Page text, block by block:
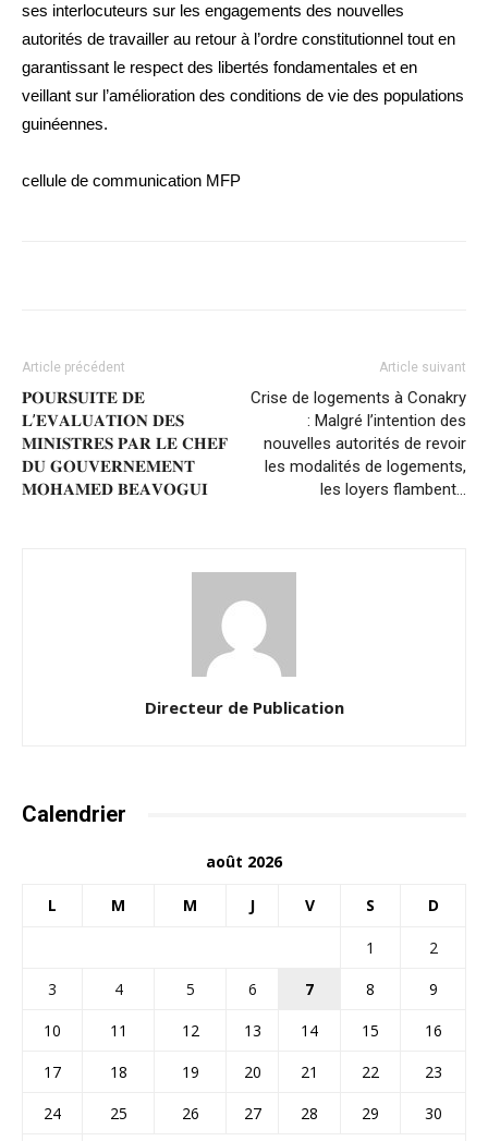
ses interlocuteurs sur les engagements des nouvelles
autorités de travailler au retour à l’ordre constitutionnel tout en
garantissant le respect des libertés fondamentales et en
veillant sur l’amélioration des conditions de vie des populations
guinéennes.
cellule de communication MFP
Article précédent
𝐏𝐎𝐔𝐑𝐒𝐔𝐈𝐓𝐄 𝐃𝐄
𝐋’𝐄𝐕𝐀𝐋𝐔𝐀𝐓𝐈𝐎𝐍 𝐃𝐄𝐒
𝐌𝐈𝐍𝐈𝐒𝐓𝐑𝐄𝐒 𝐏𝐀𝐑 𝐋𝐄 𝐂𝐇𝐄𝐅
𝐃𝐔 𝐆𝐎𝐔𝐕𝐄𝐑𝐍𝐄𝐌𝐄𝐍𝐓
𝐌𝐎𝐇𝐀𝐌𝐄𝐃 𝐁𝐄𝐀𝐕𝐎𝐆𝐔𝐈
Article suivant
Crise de logements à Conakry
: Malgré l’intention des
nouvelles autorités de revoir
les modalités de logements,
les loyers flambent…
Directeur de Publication
Calendrier
août 2026
L M M J V S D
1
2
3
4 5 6 7 8
9
10
11 12 13 14 15
16
17
18 19 20 21 22
23
24
25 26 27 28 29 30